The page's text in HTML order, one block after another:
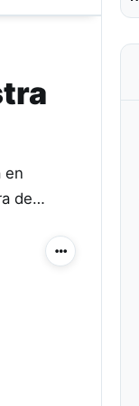
en
de…
Más acciones